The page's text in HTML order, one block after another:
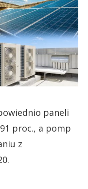
paneli
proc., a pomp
z